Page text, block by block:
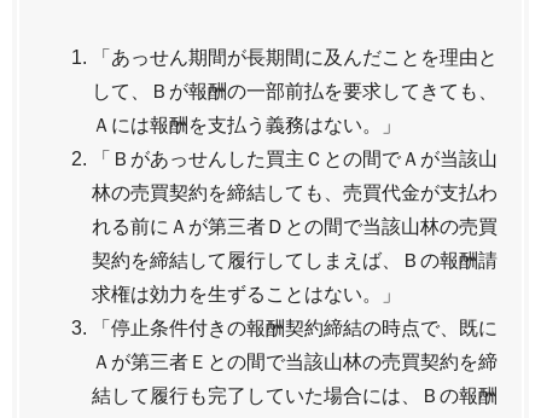
「あっせん期間が長期間に及んだことを理由と
して、Ｂが報酬の一部前払を要求してきても、
Ａには報酬を支払う義務はない。」
「Ｂがあっせんした買主Ｃとの間でＡが当該山
林の売買契約を締結しても、売買代金が支払わ
れる前にＡが第三者Ｄとの間で当該山林の売買
契約を締結して履行してしまえば、Ｂの報酬請
求権は効力を生ずることはない。」
「停止条件付きの報酬契約締結の時点で、既に
Ａが第三者Ｅとの間で当該山林の売買契約を締
結して履行も完了していた場合には、Ｂの報酬